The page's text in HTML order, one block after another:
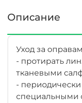
Описание
Уход за
- протирать
тканевыми
-
специальными